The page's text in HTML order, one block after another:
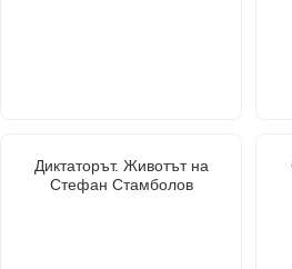
Диктаторът. Животът на
Стефан Стамболов